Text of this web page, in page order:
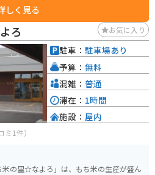
い。藁の家の中には資料やスタンプメッ
す。
しく見る
ろ お気に入り
ミ1件）
の里☆なよろ」は、もち米の生産が盛ん
駐車： 駐車場あり
予算： 無料
混雑： 普通
滞在： 1時間
施設： 屋内